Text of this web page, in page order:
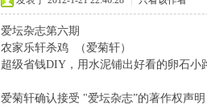
爱坛杂志第六期
农家乐轩杀鸡 （爱菊轩）
超级省钱DIY，用水泥铺出好看的卵石小
爱菊轩确认接受 "爱坛杂志”的著作权声明